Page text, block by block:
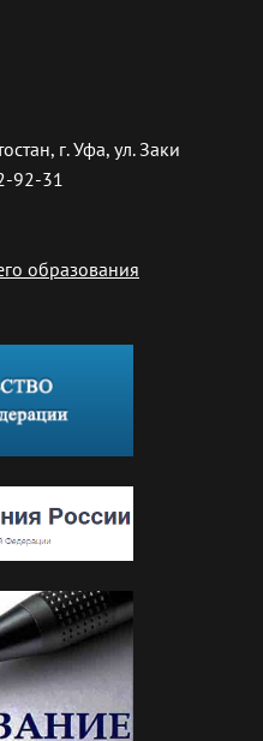
г. Уфа, ул. Заки
92-31
образования